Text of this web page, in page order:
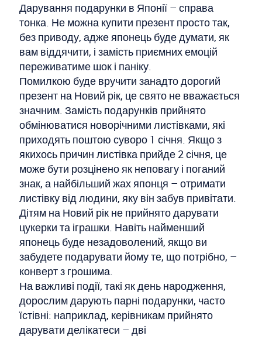
Дарування подарунки в Японії – справа
тонка. Не можна купити презент просто так,
без приводу, адже японець буде думати, як
вам віддячити, і замість приємних емоцій
переживатиме шок і паніку.
Помилкою буде вручити занадто дорогий
презент на Новий рік, це свято не вважається
значним. Замість подарунків прийнято
обмінюватися новорічними листівками, які
приходять поштою суворо 1 січня. Якщо з
якихось причин листівка прийде 2 січня, це
може бути розцінено як неповагу і поганий
знак, а найбільший жах японця – отримати
листівку від людини, яку він забув привітати.
Дітям на Новий рік не прийнято дарувати
цукерки та іграшки. Навіть найменший
японець буде незадоволений, якщо ви
забудете подарувати йому те, що потрібно, –
конверт з грошима.
На важливі події, такі як день народження,
дорослим дарують парні подарунки, часто
їстівні: наприклад, керівникам прийнято
дарувати делікатеси – дві